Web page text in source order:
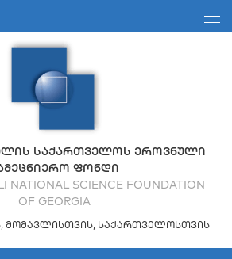
ᲡᲐᲥᲐᲠᲗᲕᲔᲚᲝᲡ ᲔᲠᲝᲕᲜᲣᲚᲘ
ᲤᲝᲜᲓᲘ
NATIONAL SCIENCE FOUNDATION
OF GEORGIA
ᲛᲝᲛᲐᲕᲚᲘᲡᲗᲕᲘᲡ, ᲡᲐᲥᲐᲠᲗᲕᲔᲚᲝᲡᲗᲕᲘᲡ